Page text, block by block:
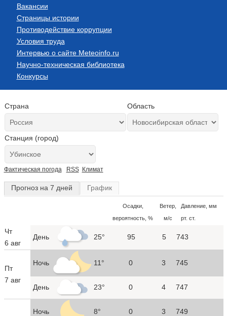
Вакансии
Страницы истории
Противодействие коррупции
Условия труда
Интервью о сайте Meteoinfo.ru
Научно-техническая библиотека
Конкурсы
Страна Область
Станция (город)
Фактическая погода RSS Климат
Прогноз на 7 дней График
Осадки,
вероятность, %
Ветер,
м/с
Давление, мм
рт. ст.
Чт
6 авг
День 25° 95 5 743
Пт
7 авг
Ночь 11° 0 3 745
День 23° 0 4 747
Ночь 8° 0 3 749